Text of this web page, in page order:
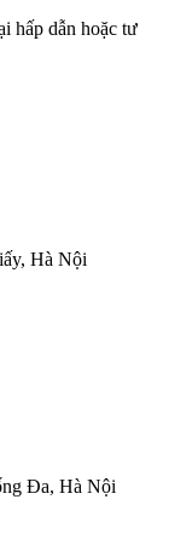
hấp dẫn hoặc tư
Hà Nội
Đa, Hà Nội